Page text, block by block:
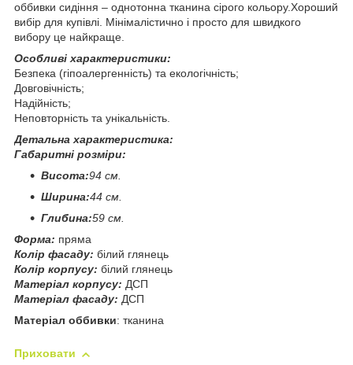
оббивки сидіння – однотонна тканина сірого кольору.Хороший
вибір для купівлі. Мінімалістично і просто для швидкого
вибору це найкраще.
Особливі характеристики:
Безпека (гіпоалергенність) та екологічність;
Довговічність;
Надійність;
Неповторність та унікальність.
Детальна характеристика:
Габаритні розміри:
Висота:94 см.
Ширина:44 см.
Глибина:59 см.
Форма: пряма
Колір фасаду: білий глянець
Колір корпусу: білий глянець
Матеріал корпусу: ДСП
Матеріал фасаду: ДСП
Матеріал оббивки: тканина
Приховати